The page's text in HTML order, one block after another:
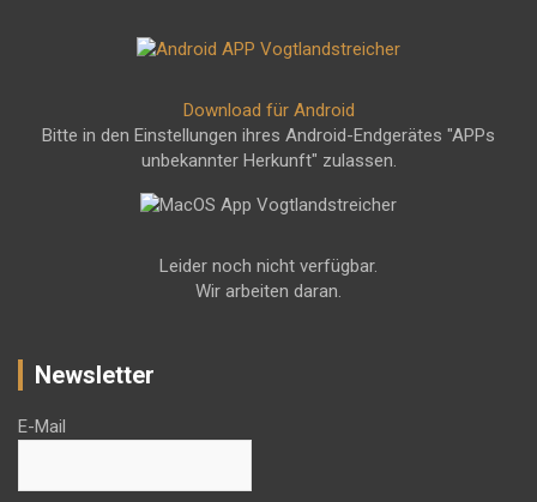
Download für Android
Bitte in den Einstellungen ihres Android-Endgerätes "APPs
unbekannter Herkunft" zulassen.
Leider noch nicht verfügbar.
Wir arbeiten daran.
Newsletter
E-Mail